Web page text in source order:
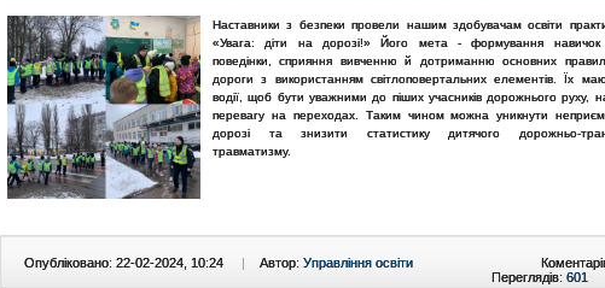
Наставники з безпеки провели нашим здобувачам освіти
«Увага: діти на дорозі!» Його мета - формування навичок
поведінки, сприяння вивченню й дотриманню основних
дороги з використанням світлоповертальних елементів. Їх
водії, щоб бути уважними до піших учасників дорожнього руху,
перевагу на переходах. Таким чином можна уникнути
дорозі та знизити статистику дитячого дорожньо-
травматизму.
Опубліковано: 22-02-2024, 10:24 | Автор: Управління освіти
Переглядів: 601